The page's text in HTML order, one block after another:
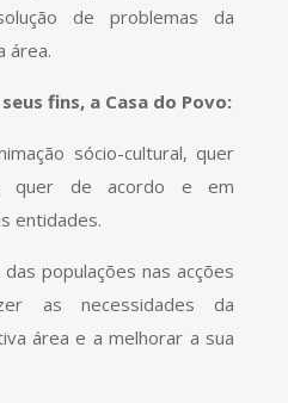
de problemas da
área.
fins, a Casa do Povo:
sócio-cultural, quer
quer de acordo e em
entidades.
populações nas acções
as necessidades da
área e a melhorar a sua